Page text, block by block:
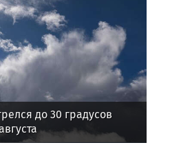
до 30 градусов